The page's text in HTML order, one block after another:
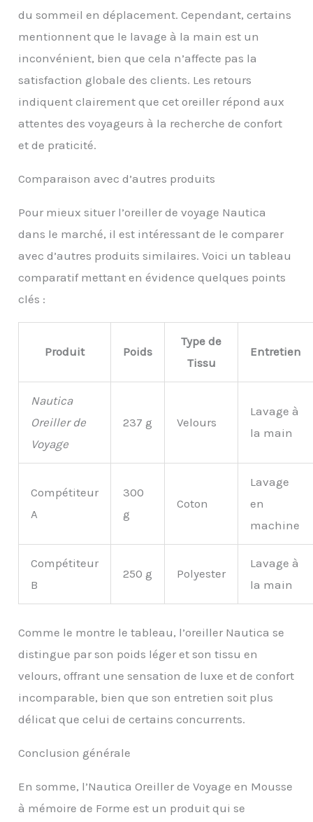
du sommeil en déplacement. Cependant, certains
mentionnent que le lavage à la main est un
inconvénient, bien que cela n’affecte pas la
satisfaction globale des clients. Les retours
indiquent clairement que cet oreiller répond aux
attentes des voyageurs à la recherche de confort
et de praticité.
Comparaison avec d’autres produits
Pour mieux situer l’oreiller de voyage Nautica
dans le marché, il est intéressant de le comparer
avec d’autres produits similaires. Voici un tableau
comparatif mettant en évidence quelques points
clés :
Produit Poids
Type de
Tissu
Entretien
Nautica
Oreiller de
Voyage
237 g Velours
Lavage à
la main
Compétiteur
A
300
g
Coton
Lavage
en
machine
Compétiteur
B
250 g Polyester
Lavage à
la main
Comme le montre le tableau, l’oreiller Nautica se
distingue par son poids léger et son tissu en
velours, offrant une sensation de luxe et de confort
incomparable, bien que son entretien soit plus
délicat que celui de certains concurrents.
Conclusion générale
En somme, l’Nautica Oreiller de Voyage en Mousse
à mémoire de Forme est un produit qui se